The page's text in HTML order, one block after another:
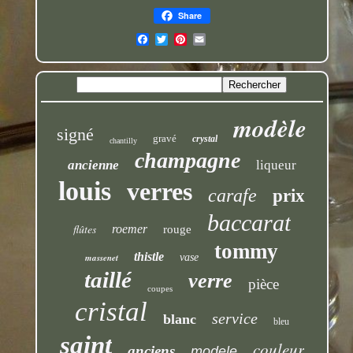
Share
signé chantilly gravé crystal modèle
ancienne champagne liqueur
louis verres carafe prix
flûtes roemer rouge baccarat
massenet thistle vase tommy
taillé coupes verre pièce
cristal blanc service bleu
saint